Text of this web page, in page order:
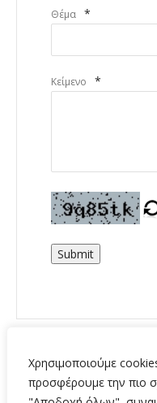
Χρησιμοποιούμε
προσφέρουμε την πιο
Θέμα *
Κείμενο *
Submit